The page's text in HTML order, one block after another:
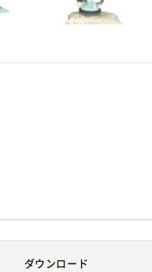
ダウンロード